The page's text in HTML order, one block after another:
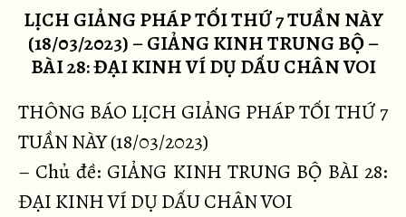
LỊCH GIẢNG PHÁP TỐI THỨ 7 TUẦN NÀY
(18/03/2023) – GIẢNG KINH TRUNG BỘ –
BÀI 28: ĐẠI KINH VÍ DỤ DẤU CHÂN VOI
THÔNG BÁO LỊCH GIẢNG PHÁP TỐI THỨ 7
TUẦN NÀY (18/03/2023)
– Chủ đề: GIẢNG KINH TRUNG BỘ BÀI 28:
ĐẠI KINH VÍ DỤ DẤU CHÂN VOI